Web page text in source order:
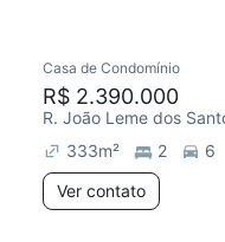
Casa de Condomínio
R$ 2.390.000
R. João Leme dos
333m² 2
6
Ver contato